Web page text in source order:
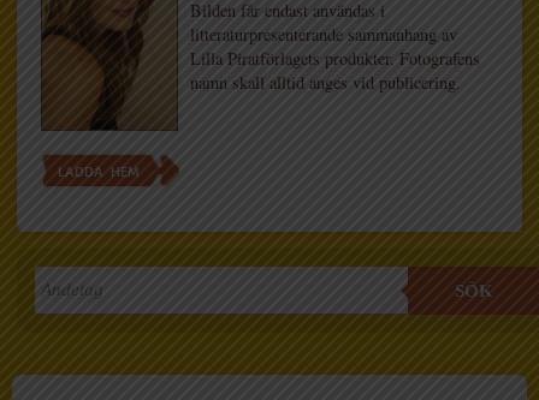
LADDA HEM
Bilden får endast användas i
litteraturpresenterande sammanhang av
Lilla Piratförlagets produkter. Fotografens
namn skall alltid anges vid publicering.
SÖK